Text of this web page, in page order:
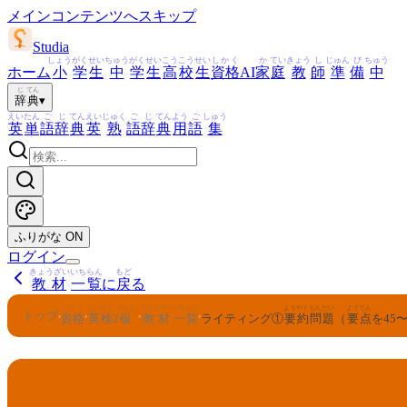
メインコンテンツへスキップ
Studia
ホーム 小
しょう
学
がく
生
せい
中
ちゅう
学
がく
生
せい
高
こう
校
こう
生
せい
資格
しかく
AI家
か
庭
てい
教
きょう
師
し
準
じゅん
備
び
中
ちゅう
辞
じ
典
てん
▾
英
えい
単
たん
語
ご
辞
じ
典
てん
英
えい
熟
じゅく
語
ご
辞
じ
典
てん
用
よう
語
ご
集
しゅう
ふりがな ON
ログイン
教材
きょうざい
一覧
いちらん
に 戻
もど
る
トップ›資格
しかく
›英検
えいけん
2級
きゅう
› 教材
きょうざい
一覧
いちらん
›ライティング①要約
ようやく
問題
もんだい
（ 要点
ようてん
を45